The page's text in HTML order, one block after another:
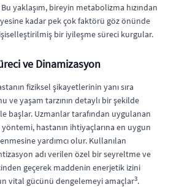
yaklaşım, bireyin metabolizma hızından
kadar pek çok faktörü göz önünde
bir iyileşme süreci kurgular.
ve Dinamizasyon
fiziksel şikayetlerinin yanı sıra
ve yaşam tarzının detaylı bir şekilde
başlar. Uzmanlar tarafından uygulanan
hastanın ihtiyaçlarına en uygun
yardımcı olur. Kullanılan
adı verilen özel bir seyreltme ve
geçerek maddenin enerjetik izini
vital gücünü dengelemeyi amaçlar3.